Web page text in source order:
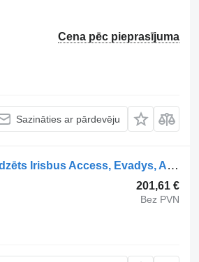
Cena pēc pieprasījuma
Sazināties ar pārdevēju
Knorr-Bremse CITELIS (01.05-) ZB4412 gaisa žāvētājs paredzēts Irisbus Access, Evadys, Axer, Karosa, Recreo, Domino, Agora, Citelis, Eurorider (1999-) autobusa
201,61 €
Bez PVN